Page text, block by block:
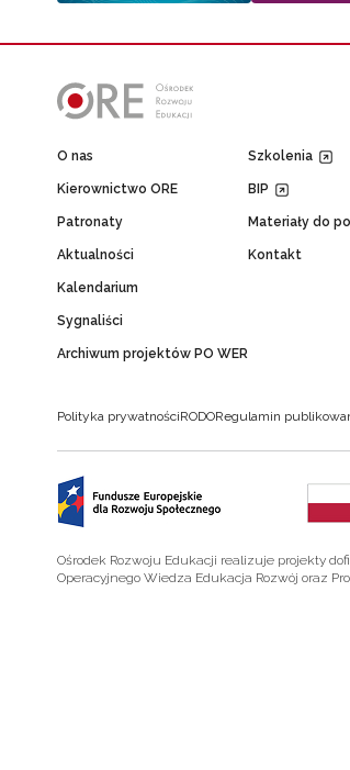
O nas
Kierownictwo ORE
Patronaty
Aktualności
Kalendarium
Sygnaliści
Archiwum projektów PO WER
Szkolenia
BIP
Materiały do
Kontakt
Polityka prywatnościRODORegulamin
Ośrodek Rozwoju Edukacji realizuje projekty
Operacyjnego Wiedza Edukacja Rozwój oraz